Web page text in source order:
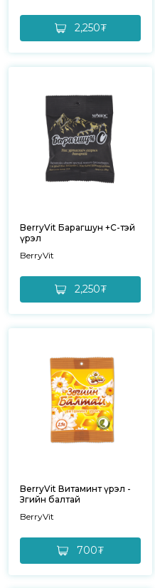
2,250₮
BerryVit Барагшун +C-тэй
үрэл
BerryVit
2,250₮
BerryVit Витаминт үрэл -
Зөгийн балтай
BerryVit
700₮